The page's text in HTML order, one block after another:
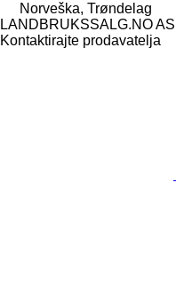
Norveška, Trøndelag
LANDBRUKSSALG.NO AS
Kontaktirajte prodavatelja